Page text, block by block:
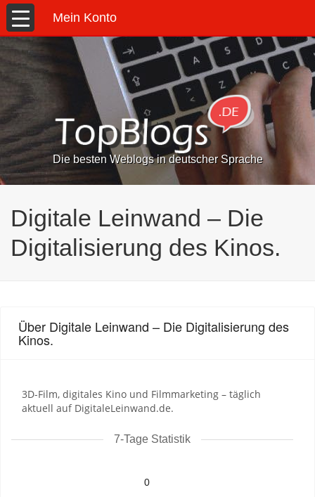
Mein Konto
Die besten Weblogs in deutscher Sprache
Digitale Leinwand – Die
Digitalisierung des Kinos.
Über Digitale Leinwand – Die Digitalisierung des
Kinos.
3D-Film, digitales Kino und Filmmarketing – täglich
aktuell auf DigitaleLeinwand.de.
7-Tage Statistik
0